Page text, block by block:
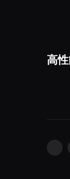
高